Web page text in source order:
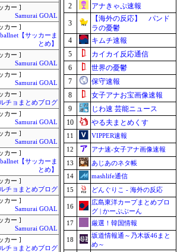
カー ]
Samurai GOAL
カー ]
【サッカーま
とめ】
カー ]
Samurai GOAL
カー ]
Samurai GOAL
カー ]
チョまとめブログ
カー ]
Samurai GOAL
カー ]
Samurai GOAL
カー ]
【サッカーま
とめ】
カー ]
チョまとめブログ
カー ]
Samurai GOAL
カー ]
Samurai GOAL
カー ]
チョまとめブログ
2
アナきゃぷ速報
3
【海外の反応】 パンド
ラの憂鬱
4
キムチ速報
5
カイカイ反応通信
6
世界の憂鬱
7
保守速報
8
女子アナお宝画像速報
9
じわ速 芸能ニュース
10
やる夫まとめくす
11
VIPPER速報
12
アナ速‐女子アナ画像速報
13
あじあのネタ帳
14
mashlife通信
15
どんぐりこ - 海外の反応
16
広島東洋カープまとめブロ
グ | かーぷぶーん
17
厳選！韓国情報
18
坂道情報通～乃木坂46まと
め～